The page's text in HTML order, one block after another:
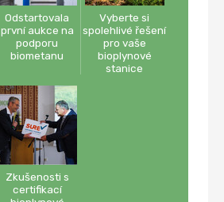
Odstartovala
první aukce na
podporu
biometanu
Vyberte si
spolehlivé řešení
pro vaše
bioplynové
stanice
Zkušenosti s
certifikací